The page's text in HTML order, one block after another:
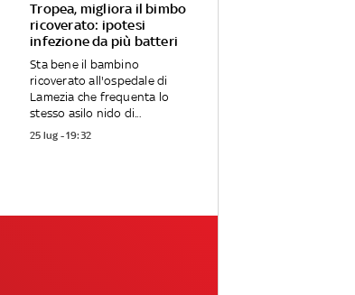
Tropea, migliora il bimbo
ricoverato: ipotesi
infezione da più batteri
Sta bene il bambino
ricoverato all'ospedale di
Lamezia che frequenta lo
stesso asilo nido di...
25 lug - 19:32